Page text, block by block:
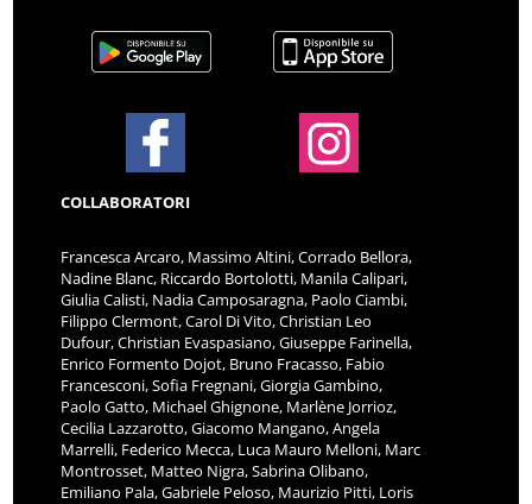
COLLABORATORI
Francesca Arcaro, Massimo Altini, Corrado Bellora,
Nadine Blanc, Riccardo Bortolotti, Manila Calipari,
Giulia Calisti, Nadia Camposaragna, Paolo Ciambi,
Filippo Clermont, Carol Di Vito, Christian Leo
Dufour, Christian Evaspasiano, Giuseppe Farinella,
Enrico Formento Dojot, Bruno Fracasso, Fabio
Francesconi, Sofia Fregnani, Giorgia Gambino,
Paolo Gatto, Michael Ghignone, Marlène Jorrioz,
Cecilia Lazzarotto, Giacomo Mangano, Angela
Marrelli, Federico Mecca, Luca Mauro Melloni, Marc
Montrosset, Matteo Nigra, Sabrina Olibano,
Emiliano Pala, Gabriele Peloso, Maurizio Pitti, Loris